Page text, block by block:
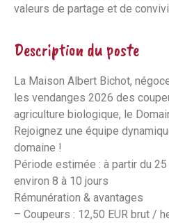
valeurs de partage et de
Description du poste
La Maison Albert Bichot,
les vendanges 2026 des
agriculture biologique, le
Rejoignez une équipe
domaine !
Période estimée : à partir du
environ 8 à 10 jours
Rémunération & avantages
– Coupeurs : 12,50 EUR brut /